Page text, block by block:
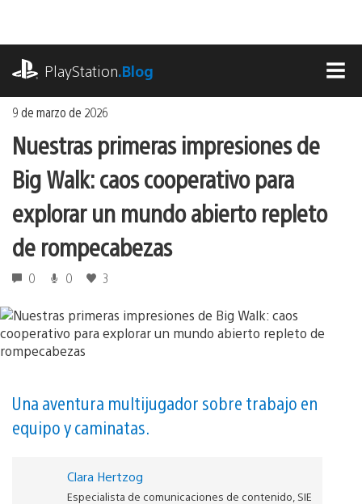
contenido
PlayStation.Blog
9 de marzo de 2026
Nuestras primeras impresiones de
Big Walk: caos cooperativo para
explorar un mundo abierto repleto
de rompecabezas
0 0 3
Una aventura multijugador sobre trabajo en
equipo y caminatas.
Clara Hertzog
Especialista de comunicaciones de contenido, SIE